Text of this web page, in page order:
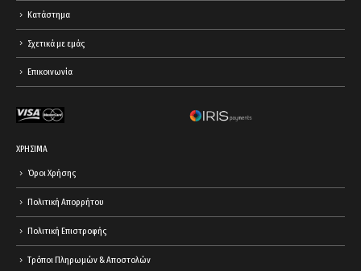
Κατάστημα
Σχετικά με εμάς
Επικοινωνία
ΧΡΗΣΙΜΑ
Όροι Χρήσης
Πολιτική Απορρήτου
Πολιτική Επιστροφής
Τρόποι Πληρωμών & Αποστολών